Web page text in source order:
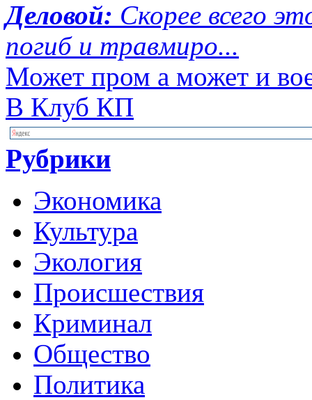
Деловой: Скорее всего
погиб и травмиро...
Может пром а может и
В Клуб КП
Рубрики
Экономика
Культура
Экология
Происшествия
Криминал
Общество
Политика